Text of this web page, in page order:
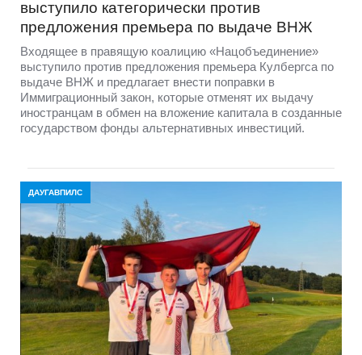
выступило категорически против
предложения премьера по выдаче ВНЖ
Входящее в правящую коалицию «Нацобъединение»
выступило против предложения премьера Кулбергса по
выдаче ВНЖ и предлагает внести поправки в
Иммиграционный закон, которые отменят их выдачу
иностранцам в обмен на вложение капитала в созданные
государством фонды альтернативных инвестиций.
ДАУГАВПИЛС